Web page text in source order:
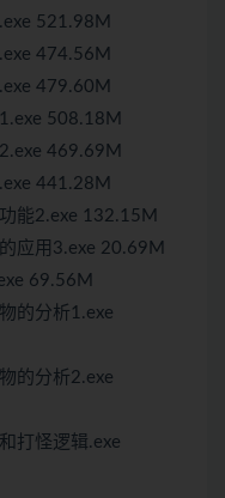
521.98M
474.56M
479.60M
508.18M
469.69M
441.28M
能2.exe 132.15M
应用3.exe 20.69M
69.56M
的分析1.exe
的分析2.exe
打怪逻辑.exe